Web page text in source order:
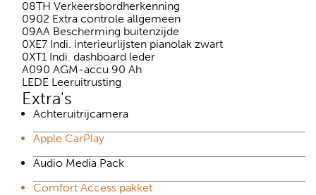
08TH Verkeersbordherkenning
0902 Extra controle allgemeen
09AA Bescherming buitenzijde
0XE7 Indi. interieurlijsten pianolak zwart
0XT1 Indi. dashboard leder
A090 AGM-accu 90 Ah
LEDE Leeruitrusting
Extra's
Achteruitrijcamera
Apple CarPlay
Audio Media Pack
Comfort Access pakket